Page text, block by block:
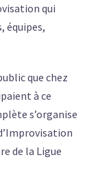
qui
équipes,
que chez
à ce
s’organise
de la Ligue